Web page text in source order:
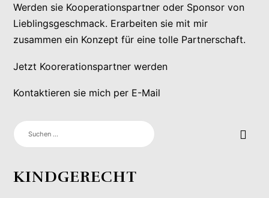
Werden sie Kooperationspartner oder Sponsor von
Lieblingsgeschmack. Erarbeiten sie mit mir
zusammen ein Konzept für eine tolle Partnerschaft.
Jetzt Koorerationspartner werden
Kontaktieren sie mich per E-Mail
SUCHEN
NACH:
KINDGERECHT